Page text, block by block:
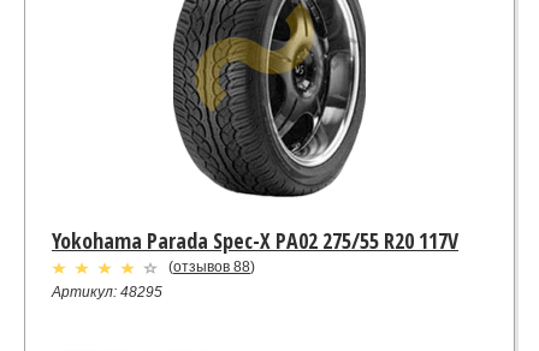
Yokohama Parada Spec-X PA02 275/55 R20 117V
(отзывов 88)
Артикул: 48295